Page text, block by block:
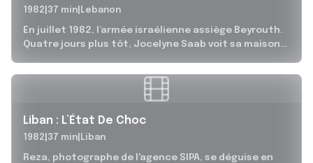
1982 37 min Lebanon
En juillet 1982, l’armée israélienne assiège Beyrouth.
Quatre jours plus tôt, Jocelyne Saab voit sa maison
Liban : L’État De Choc
1982 37 min Liban
Reza, photographe de l'agence SIPA, se déguise en